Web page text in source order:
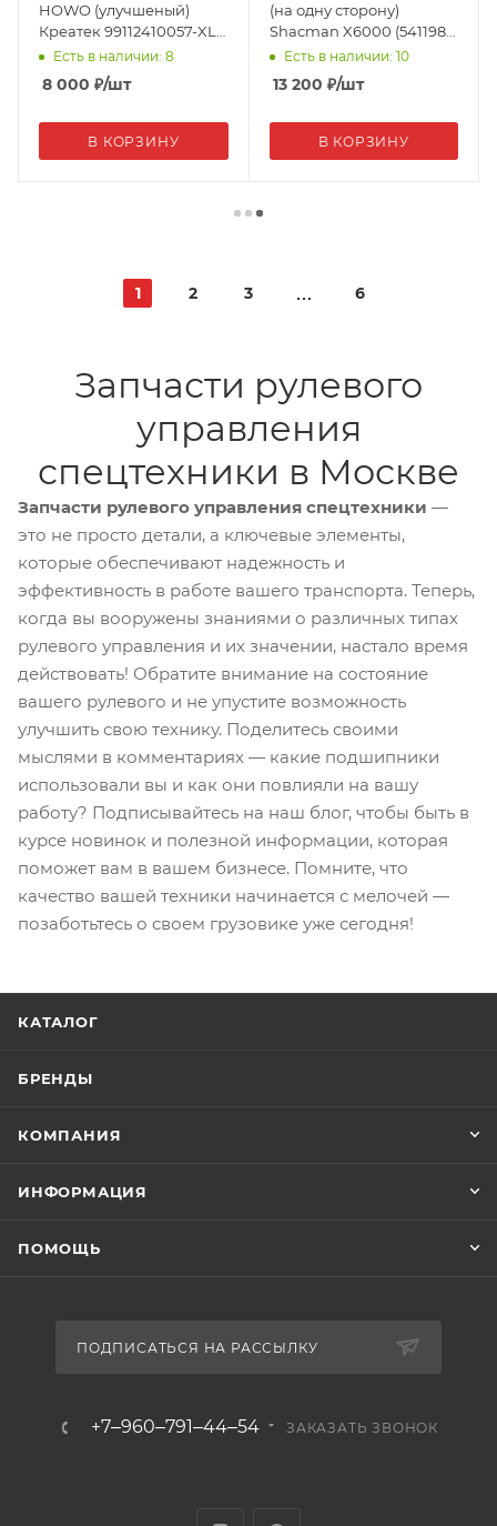
HOWO (улучшеный)
Креатек 99112410057-XLB
CK8139Н
Есть в наличии: 8
8 000 ₽/шт
В КОРЗИНУ
(на одну сторону)
Shacman X6000 (541198)
HD90009411198
Есть в наличии: 10
13 200 ₽/шт
В КОРЗИНУ
1 2 3 6
Запчасти рулевого
управления
спецтехники в Москве
Запчасти рулевого управления спецтехники —
это не просто детали, а ключевые элементы,
которые обеспечивают надежность и
эффективность в работе вашего транспорта. Теперь,
когда вы вооружены знаниями о различных типах
рулевого управления и их значении, настало время
действовать! Обратите внимание на состояние
вашего рулевого и не упустите возможность
улучшить свою технику. Поделитесь своими
мыслями в комментариях — какие подшипники
использовали вы и как они повлияли на вашу
работу? Подписывайтесь на наш блог, чтобы быть в
курсе новинок и полезной информации, которая
поможет вам в вашем бизнесе. Помните, что
качество вашей техники начинается с мелочей —
позаботьтесь о своем грузовике уже сегодня!
КАТАЛОГ
БРЕНДЫ
КОМПАНИЯ
ИНФОРМАЦИЯ
ПОМОЩЬ
ПОДПИСАТЬСЯ НА РАССЫЛКУ
+7‒960‒791‒44‒54 ЗАКАЗАТЬ ЗВОНОК